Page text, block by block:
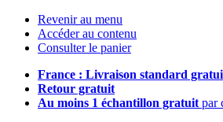
Revenir au menu
Accéder au contenu
Consulter le panier
France : Livraison standard
Retour gratuit
Au moins 1 échantillon gratuit par